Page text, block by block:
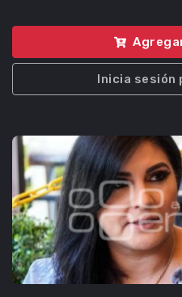
Inicia sesión